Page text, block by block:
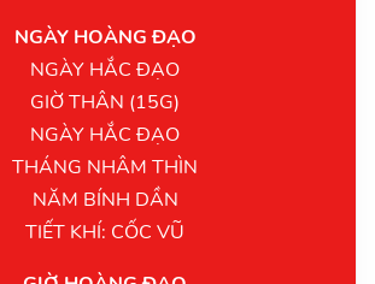
NGÀY HOÀNG ĐẠO
NGÀY HẮC ĐẠO
GIỜ THÂN (15G)
NGÀY HẮC ĐẠO
THÁNG NHÂM THÌN
NĂM BÍNH DẦN
TIẾT KHÍ: CỐC VŨ